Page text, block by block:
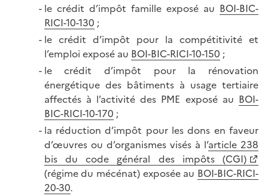
le crédit d’impôt famille exposé au BOI-BIC-
RICI-10-130 ;
le crédit d’impôt pour la compétitivité et
l’emploi exposé au BOI-BIC-RICI-10-150 ;
le crédit d’impôt pour la rénovation
énergétique des bâtiments à usage tertiaire
affectés à l’activité des PME exposé au BOI-
BIC-RICI-10-170 ;
la réduction d’impôt pour les dons en faveur
d’œuvres ou d’organismes visés à l’article 238
bis du code général des impôts (CGI)
(régime du mécénat) exposée au BOI-BIC-RICI-
20-30.